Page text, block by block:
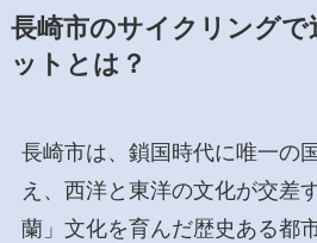
長崎市のサイクリングで
ットとは？
長崎市は、鎖国時代に唯一の
え、西洋と東洋の文化が交差
蘭」文化を育んだ歴史ある都